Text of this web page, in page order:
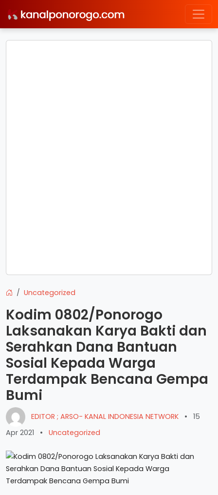
Uncategorized
Kodim 0802/Ponorogo
Laksanakan Karya Bakti dan
Serahkan Dana Bantuan
Sosial Kepada Warga
Terdampak Bencana Gempa
Bumi
EDITOR ; ARSO- KANAL INDONESIA NETWORK •
15
Apr 2021
• Uncategorized